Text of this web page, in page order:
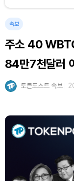
속보
주소 40
84만7천달러
토큰포스트 속보